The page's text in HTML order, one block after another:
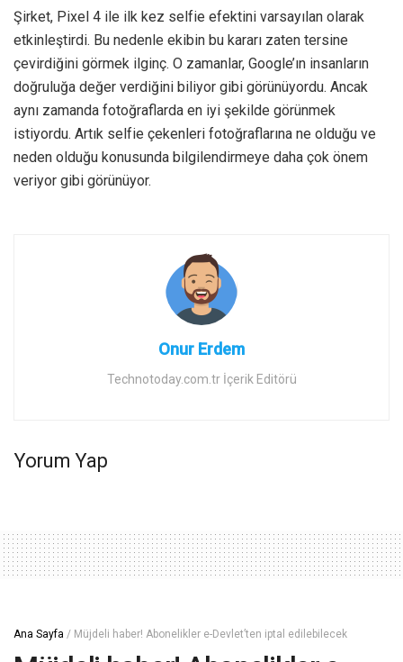
Şirket, Pixel 4 ile ilk kez selfie efektini varsayılan olarak
etkinleştirdi. Bu nedenle ekibin bu kararı zaten tersine
çevirdiğini görmek ilginç. O zamanlar, Google’ın insanların
doğruluğa değer verdiğini biliyor gibi görünüyordu. Ancak
aynı zamanda fotoğraflarda en iyi şekilde görünmek
istiyordu. Artık selfie çekenleri fotoğraflarına ne olduğu ve
neden olduğu konusunda bilgilendirmeye daha çok önem
veriyor gibi görünüyor.
Onur Erdem
Technotoday.com.tr İçerik Editörü
Yorum Yap
Ana Sayfa / Müjdeli haber! Abonelikler e-Devlet’ten iptal edilebilecek